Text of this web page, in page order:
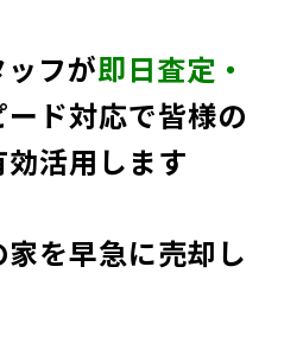
フが即日査定・
ード対応で皆様の
活用します
を早急に売却し